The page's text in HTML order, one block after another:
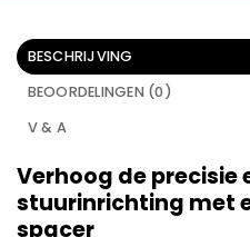
BESCHRIJVING
BEOORDELINGEN (0)
V & A
Verhoog de
stuurinrichting met
spacer